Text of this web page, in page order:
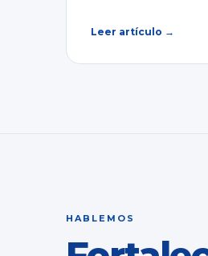
Leer artículo →
HABLEMOS